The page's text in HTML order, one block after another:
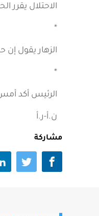
الاحتلال يقرر
*
الزهار يقول
*
الرئيس أكد
ن.أ-ر.أ
مشاركة